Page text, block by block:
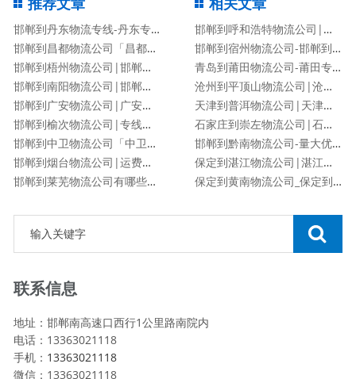
邯郸到丹东物流专线-丹东专线
邯郸到昌都物流公司「昌都专线」
邯郸到梧州物流公司|邯郸到梧州物流专线
邯郸到南阳物流公司|邯郸到南阳货运专线
邯郸到广安物流公司|广安专线
邯郸到榆次物流公司|专线直达
邯郸到中卫物流公司「中卫专线」
邯郸到烟台物流公司|运费查询
邯郸到莱芜物流公司有哪些专线
邯郸到呼和浩特物流公司|邯郸到呼和浩特物流专线
邯郸到宿州物流公司-邯郸到宿州货运专线
青岛到莆田物流公司-莆田专线
沧州到平顶山物流公司|沧州到平顶山物流专线
天津到普洱物流公司|天津到普洱物流专线
石家庄到崇左物流公司|石家庄到崇左物流专线
邯郸到黔南物流公司-量大优惠「价格优惠」
保定到湛江物流公司|湛江专线
保定到黄南物流公司_保定到黄南物流专线
联系信息
地址：邯郸南高速口西行1公里路南院内
电话：13363021118
手机： 13363021118
微信：13363021118